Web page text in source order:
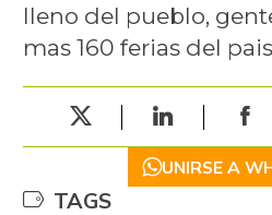
lleno del pueblo,
mas 160 ferias del pais
UNIRSE A
TAGS